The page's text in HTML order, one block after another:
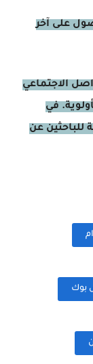
على آخر
الاجتماعي
في
للباحثين عن
بوك